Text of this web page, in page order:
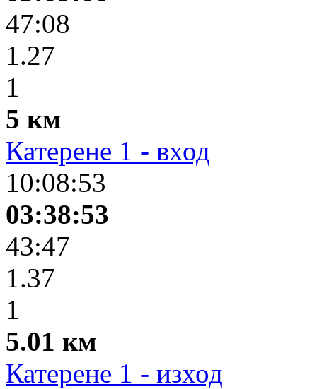
47:08
1.27
1
5 км
Катерене 1 - вход
10:08:53
03:38:53
43:47
1.37
1
5.01 км
Катерене 1 - изход